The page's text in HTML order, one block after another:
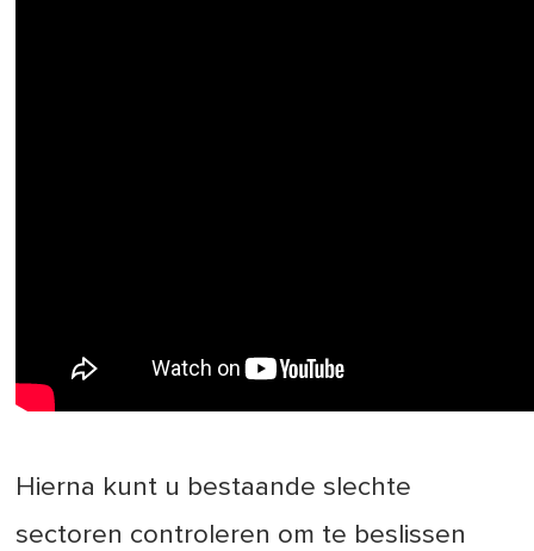
Hierna kunt u bestaande slechte
sectoren controleren om te beslissen